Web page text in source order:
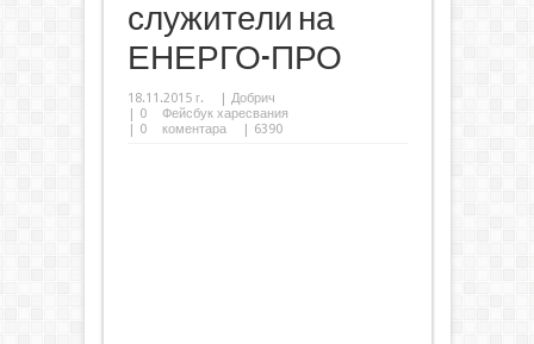
служители на
ЕНЕРГО-ПРО
18.11.2015 г.
Добрич
0
Фейсбук харесвания
0 коментара | 6390